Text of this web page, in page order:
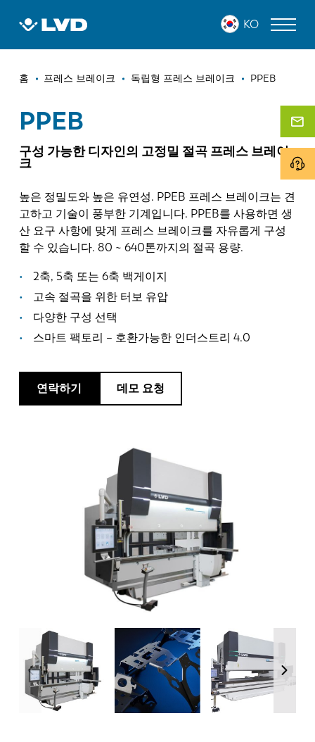
KO
이
경
로
홈 프레스 브레이크 독립형 프레스 브레이크 PPEB
PPEB
구성 가능한 디자인의 고정밀 절곡 프레스 브레이
크
높은 정밀도와 높은 유연성. PPEB 프레스 브레이크는 견
고하고 기술이 풍부한 기계입니다. PPEB를 사용하면 생
산 요구 사항에 맞게 프레스 브레이크를 자유롭게 구성
할 수 있습니다. 80 ~ 640톤까지의 절곡 용량.
2축, 5축 또는 6축 백게이지
고속 절곡을 위한 터보 유압
다양한 구성 선택
스마트 팩토리 – 호환가능한 인더스트리 4.0
연락하기 데모 요청
PPEB
레이저 커팅 머신
펀치 프레스
전단 기계
소프트웨어
고객 사례
LVD 정보
소식
LVD를발견하다
이벤트
리소스 센터